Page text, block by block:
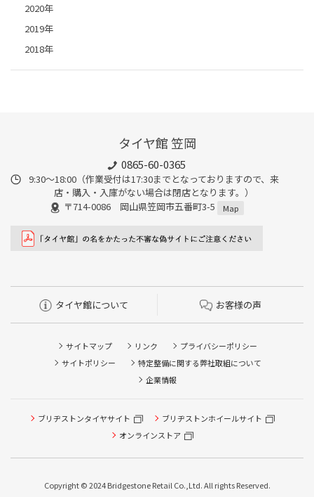
2020年
2019年
2018年
タイヤ館 笠岡
0865-60-0365
9:30～18:00（作業受付は17:30までとなっておりますので、来
店・購入・入庫がない場合は閉店となります。）
〒714-0086 岡山県笠岡市五番町3-5
Map
タイヤ館について お客様の声
サイトマップ リンク
プライバシーポリシー
サイトポリシー
特定整備に関する弊社取組について
企業情報
ブリヂストンタイヤサイト
ブリヂストンホイールサイト
オンラインストア
Copyright © 2024 Bridgestone Retail Co.,Ltd. All rights Reserved.
タイヤ点検・安全点検/タイヤ履き替え/オイル交換/その他
ピット作業の予約
本日のタイヤ履き替え順番待ち予約 ※クローク契約会員の